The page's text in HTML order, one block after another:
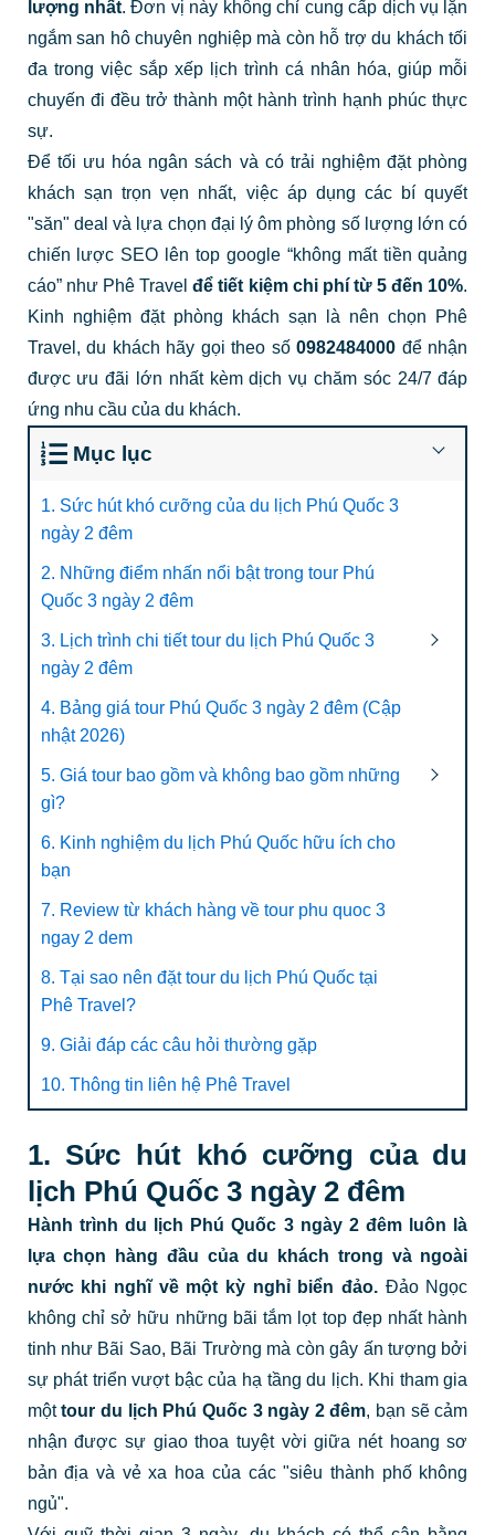
lượng nhất. Đơn vị này không chỉ cung cấp dịch vụ lặn
ngắm san hô chuyên nghiệp mà còn hỗ trợ du khách tối
đa trong việc sắp xếp lịch trình cá nhân hóa, giúp mỗi
chuyến đi đều trở thành một hành trình hạnh phúc thực
sự.
Để tối ưu hóa ngân sách và có trải nghiệm đặt phòng
khách sạn trọn vẹn nhất, việc áp dụng các bí quyết
"săn" deal và lựa chọn đại lý ôm phòng số lượng lớn có
chiến lược SEO lên top google “không mất tiền quảng
cáo” như Phê Travelđể tiết kiệm chi phí từ 5 đến 10%.
Kinh nghiệm đặt phòng khách sạn là nên chọn Phê
Travel, du khách hãy gọi theo số0982484000 để nhận
được ưu đãi lớn nhất kèm dịch vụ chăm sóc 24/7 đáp
ứng nhu cầu của du khách.
Mục lục
1. Sức hút khó cưỡng của du lịch Phú Quốc 3
ngày 2 đêm
2. Những điểm nhấn nổi bật trong tour Phú
Quốc 3 ngày 2 đêm
3. Lịch trình chi tiết tour du lịch Phú Quốc 3
ngày 2 đêm
4. Bảng giá tour Phú Quốc 3 ngày 2 đêm (Cập
nhật 2026)
5. Giá tour bao gồm và không bao gồm những
gì?
6. Kinh nghiệm du lịch Phú Quốc hữu ích cho
bạn
7. Review từ khách hàng về tour phu quoc 3
ngay 2 dem
8. Tại sao nên đặt tour du lịch Phú Quốc tại
Phê Travel?
9. Giải đáp các câu hỏi thường gặp
10. Thông tin liên hệ Phê Travel
1. Sức hút khó cưỡng của du
lịch Phú Quốc 3 ngày 2 đêm
Hành trình du lịch Phú Quốc 3 ngày 2 đêm luôn là
lựa chọn hàng đầu của du khách trong và ngoài
nước khi nghĩ về một kỳ nghỉ biển đảo. Đảo Ngọc
không chỉ sở hữu những bãi tắm lọt top đẹp nhất hành
tinh như Bãi Sao, Bãi Trường mà còn gây ấn tượng bởi
sự phát triển vượt bậc của hạ tầng du lịch. Khi tham gia
mộttour du lịch Phú Quốc 3 ngày 2 đêm, bạn sẽ cảm
nhận được sự giao thoa tuyệt vời giữa nét hoang sơ
bản địa và vẻ xa hoa của các "siêu thành phố không
ngủ".